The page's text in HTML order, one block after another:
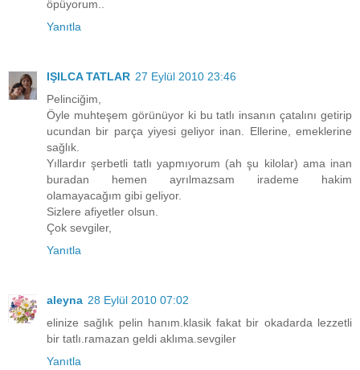
öpüyorum..
Yanıtla
IŞILCA TATLAR 27 Eylül 2010 23:46
Pelinciğim,
Öyle muhteşem görünüyor ki bu tatlı insanın çatalını getirip
ucundan bir parça yiyesi geliyor inan. Ellerine, emeklerine
sağlık.
Yıllardır şerbetli tatlı yapmıyorum (ah şu kilolar) ama inan
buradan hemen ayrılmazsam irademe hakim
olamayacağım gibi geliyor.
Sizlere afiyetler olsun.
Çok sevgiler,
Yanıtla
aleyna 28 Eylül 2010 07:02
elinize sağlık pelin hanım.klasik fakat bir okadarda lezzetli
bir tatlı.ramazan geldi aklıma.sevgiler
Yanıtla